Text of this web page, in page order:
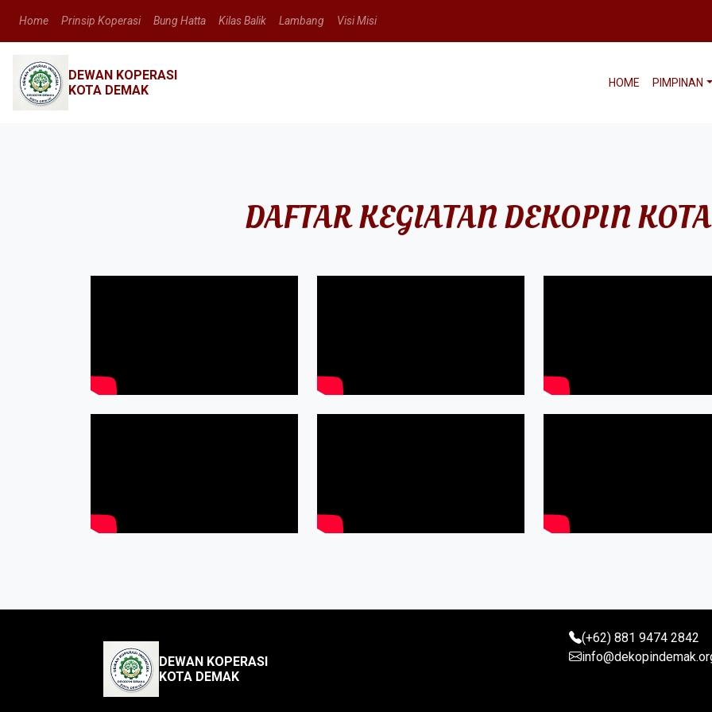
Home Prinsip Koperasi Bung Hatta Kilas Balik Lambang Visi Misi
DEWAN KOPERASI
KOTA DEMAK
HOME PIMPINAN
DAFTAR KEGIATAN DEKOPIN
DEWAN KOPERASI
KOTA DEMAK
(+62) 881 9474 2842